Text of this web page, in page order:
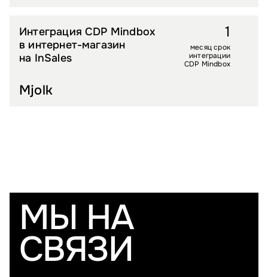
FASHION
Mjolk
Интеграция CDP Mindbox
в интернет-магазин
на InSales
1
месяц срок
интеграции
CDP Mindbox
МЫ НА
СВЯЗИ